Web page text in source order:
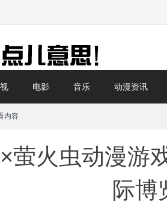
电影 音乐 动漫资讯
内容
萤火虫动漫游
际博